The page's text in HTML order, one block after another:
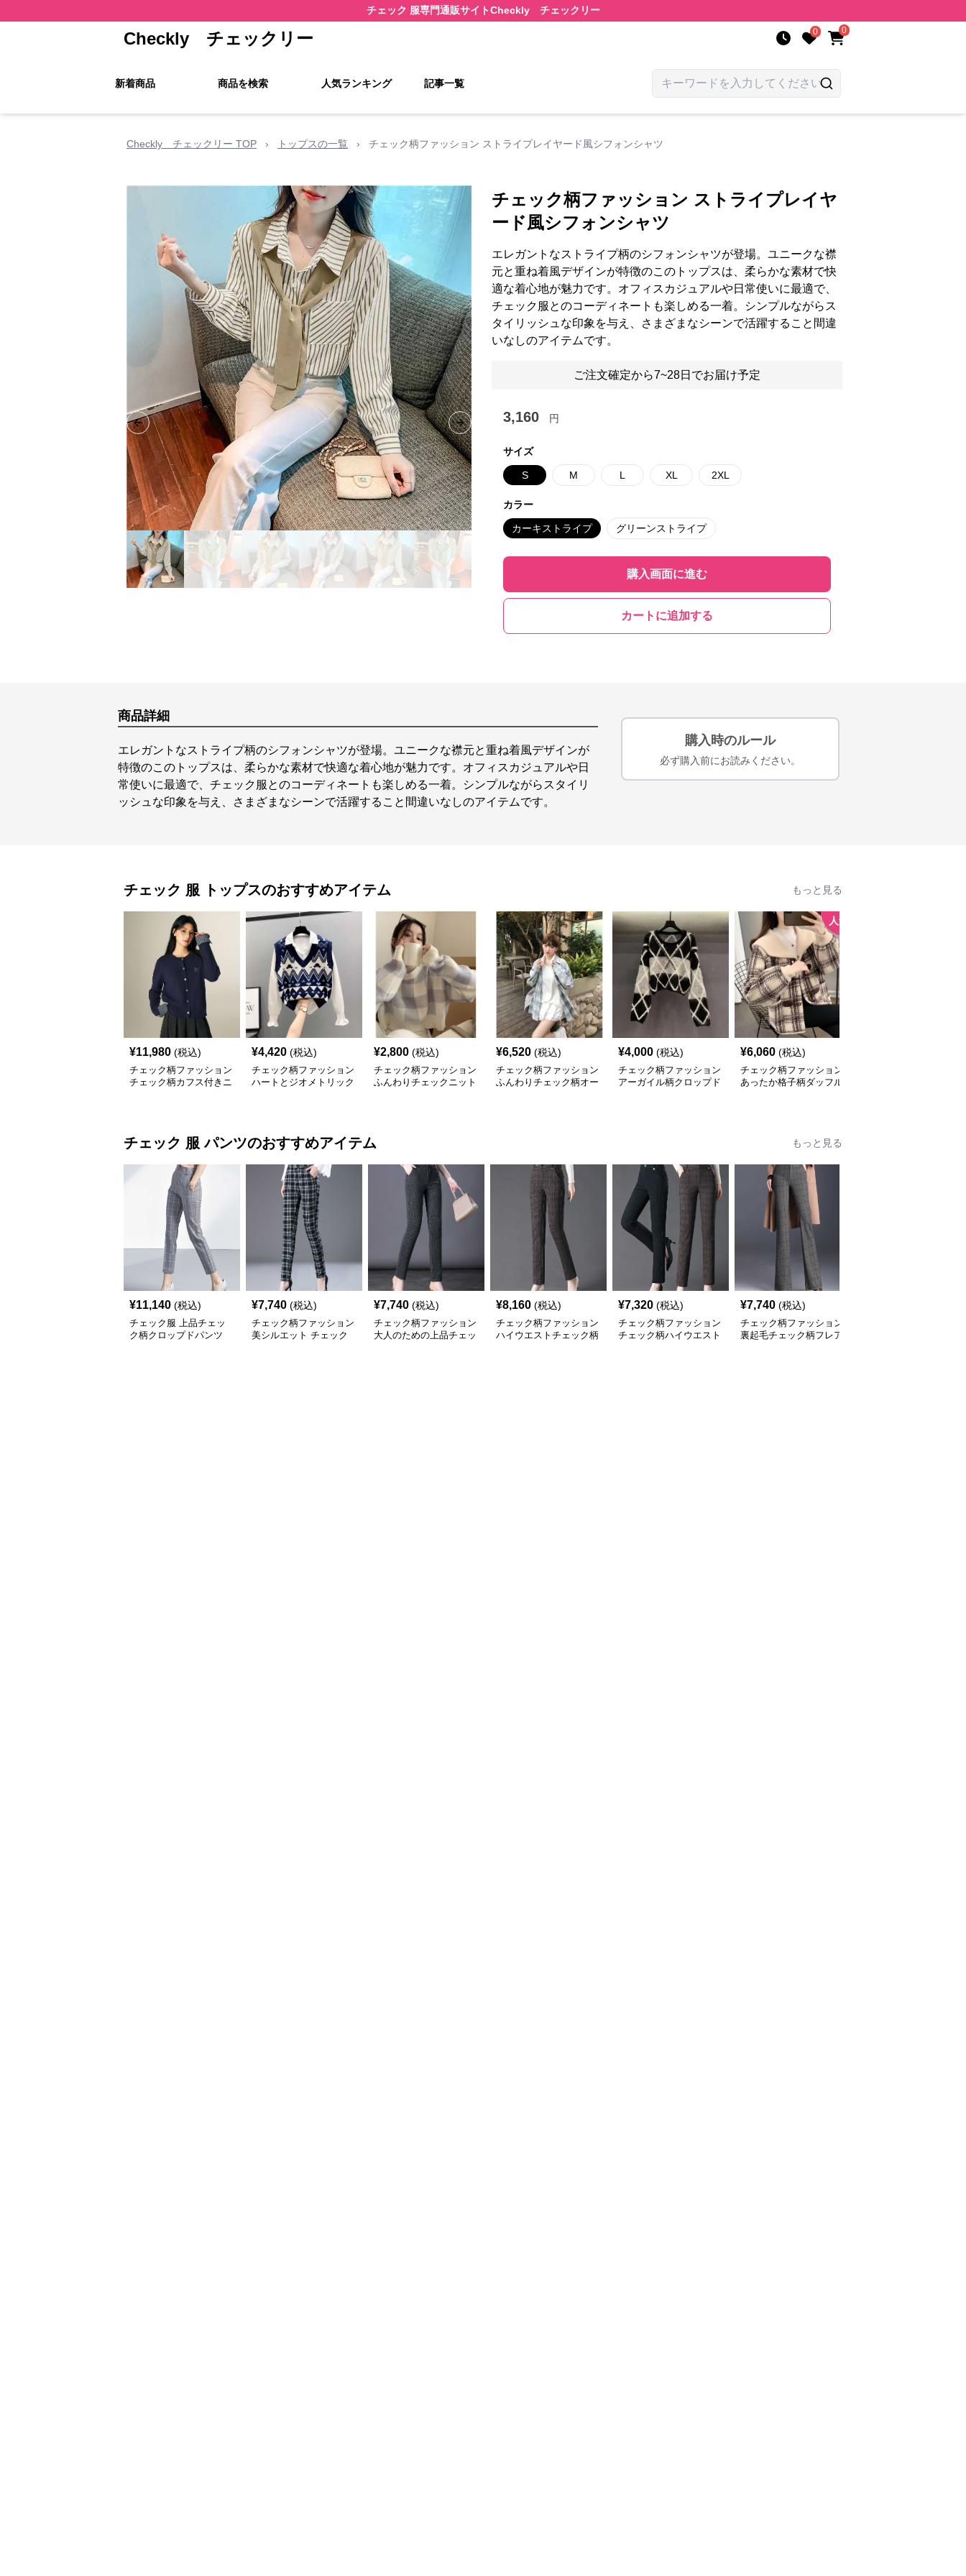
チェック 服専門通販サイトCheckly チェックリー
Checkly チェックリー 0 0
新着商品 商品を検索 人気ランキング 記事一覧
Checkly チェックリー TOP › トップスの一覧 › チェック柄ファッション ストライプレイヤード風シフォンシャツ
Previous slide Next slide
チェック柄ファッション ストライプレイヤ
ード風シフォンシャツ
エレガントなストライプ柄のシフォンシャツが登場。ユニークな襟
元と重ね着風デザインが特徴のこのトップスは、柔らかな素材で快
適な着心地が魅力です。オフィスカジュアルや日常使いに最適で、
チェック服とのコーディネートも楽しめる一着。シンプルながらス
タイリッシュな印象を与え、さまざまなシーンで活躍すること間違
いなしのアイテムです。
ご注文確定から7~28日でお届け予定
3,160 円
サイズ
S M L XL 2XL
カラー
カーキストライプ グリーンストライプ
購入画面に進む
カートに追加する
商品詳細
エレガントなストライプ柄のシフォンシャツが登場。ユニークな襟元と重ね着風デザインが
特徴のこのトップスは、柔らかな素材で快適な着心地が魅力です。オフィスカジュアルや日
常使いに最適で、チェック服とのコーディネートも楽しめる一着。シンプルながらスタイリ
ッシュな印象を与え、さまざまなシーンで活躍すること間違いなしのアイテムです。
購入時のルール
必ず購入前にお読みください。
チェック 服 トップスのおすすめアイテム もっと見る
¥11,980 (税込)
チェック柄ファッション
チェック柄カフス付きニ
¥4,420 (税込)
チェック柄ファッション
ハートとジオメトリック
¥2,800 (税込)
チェック柄ファッション
ふんわりチェックニット
¥6,520 (税込)
チェック柄ファッション
ふんわりチェック柄オー
¥4,000 (税込)
チェック柄ファッション
アーガイル柄クロップド
人気
¥6,060 (税込)
チェック柄ファッション
あったか格子柄ダッフル
チェック 服 パンツのおすすめアイテム もっと見る
¥11,140 (税込)
チェック服 上品チェッ
ク柄クロップドパンツ
¥7,740 (税込)
チェック柄ファッション
美シルエット チェック
¥7,740 (税込)
チェック柄ファッション
大人のための上品チェッ
¥8,160 (税込)
チェック柄ファッション
ハイウエストチェック柄
¥7,320 (税込)
チェック柄ファッション
チェック柄ハイウエスト
¥7,740 (税込)
チェック柄ファッション
裏起毛チェック柄フレア